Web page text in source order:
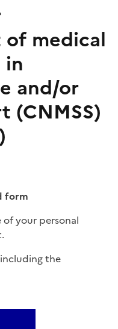
medical
and/or
(CNMSS)
form
of your personal
the